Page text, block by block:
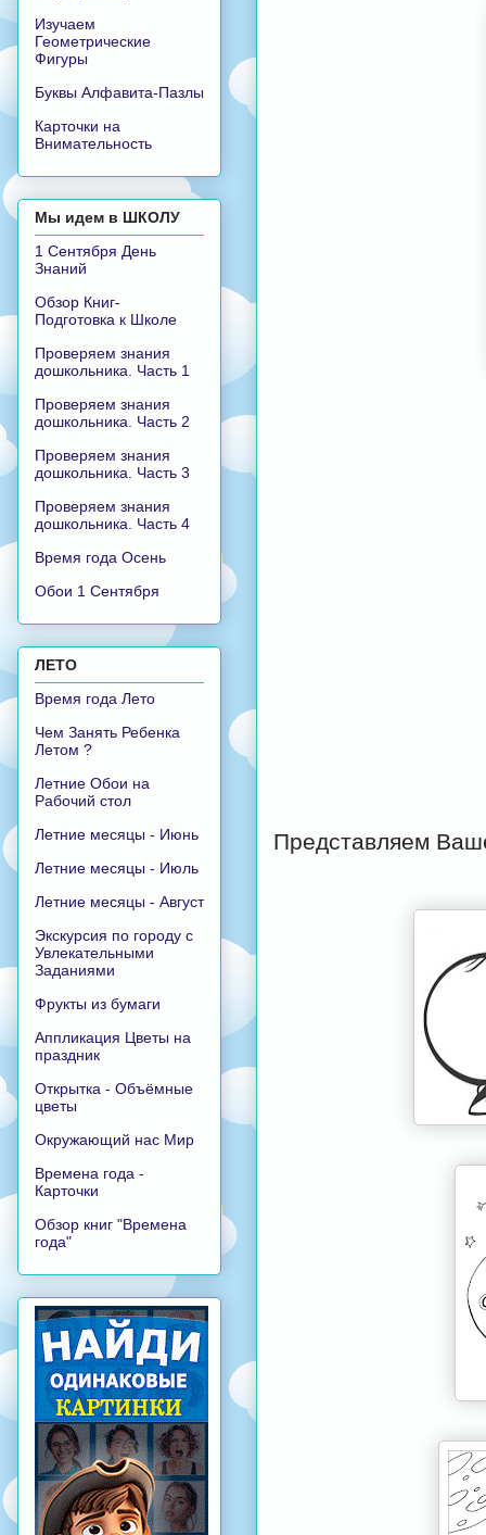
Представляем
Изучаем
Геометрические
Фигуры
Буквы Алфавита-Пазлы
Карточки на
Внимательность
Мы идем в ШКОЛУ
1 Сентября День
Знаний
Обзор Книг-
Подготовка к Школе
Проверяем знания
дошкольника. Часть 1
Проверяем знания
дошкольника. Часть 2
Проверяем знания
дошкольника. Часть 3
Проверяем знания
дошкольника. Часть 4
Время года Осень
Обои 1 Сентября
ЛЕТО
Время года Лето
Чем Занять Ребенка
Летом ?
Летние Обои на
Рабочий стол
Летние месяцы - Июнь
Летние месяцы - Июль
Летние месяцы - Август
Экскурсия по городу с
Увлекательными
Заданиями
Фрукты из бумаги
Аппликация Цветы на
праздник
Открытка - Объёмные
цветы
Окружающий нас Мир
Времена года -
Карточки
Обзор книг "Времена
года"